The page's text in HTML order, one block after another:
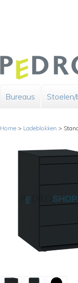
Bureaus
Home > Ladeblokken >